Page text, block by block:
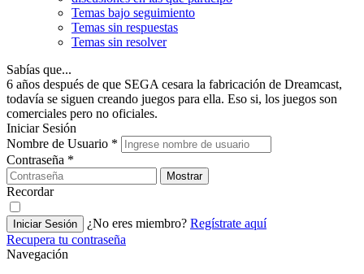
Temas bajo seguimiento
Temas sin respuestas
Temas sin resolver
Sabías que...
6 años después de que SEGA cesara la fabricación de Dreamcast,
todavía se siguen creando juegos para ella. Eso si, los juegos son
comerciales pero no oficiales.
Iniciar Sesión
Nombre de Usuario *
Contraseña *
Mostrar
Recordar
Iniciar Sesión ¿No eres miembro? Regístrate aquí
Recupera tu contraseña
Navegación